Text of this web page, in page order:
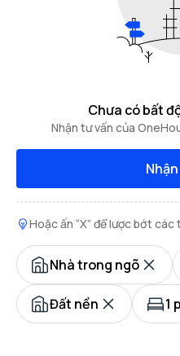
Chưa có bất
Nhận tư vấn của
Hoặc ấn “X” để lược bớt
Nhà trong ngõ
Đất nền 1